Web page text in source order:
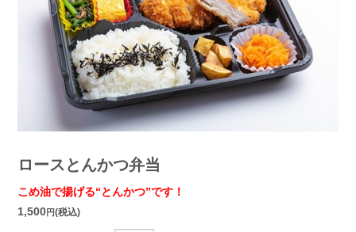
ロースとんかつ弁当
こめ油で揚げる“とんかつ”です！
1,500円(税込)